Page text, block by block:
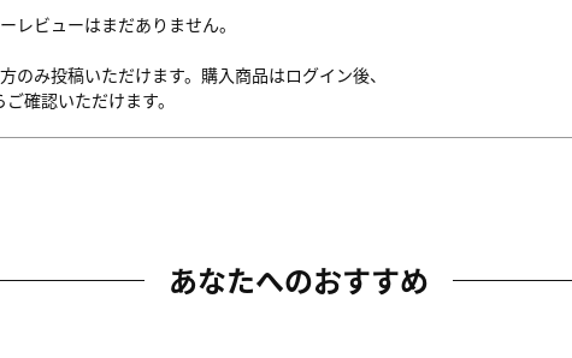
レビューはまだありません。
のみ投稿いただけます。購入商品はログイン後、
ご確認いただけます。
あなたへのおすすめ